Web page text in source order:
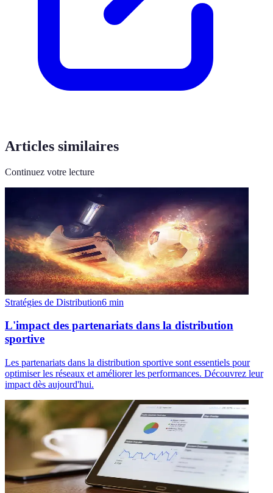
Articles similaires
Continuez votre lecture
Stratégies de Distribution6 min
L'impact des partenariats dans la distribution
sportive
Les partenariats dans la distribution sportive sont essentiels pour
optimiser les réseaux et améliorer les performances. Découvrez leur
impact dès aujourd'hui.